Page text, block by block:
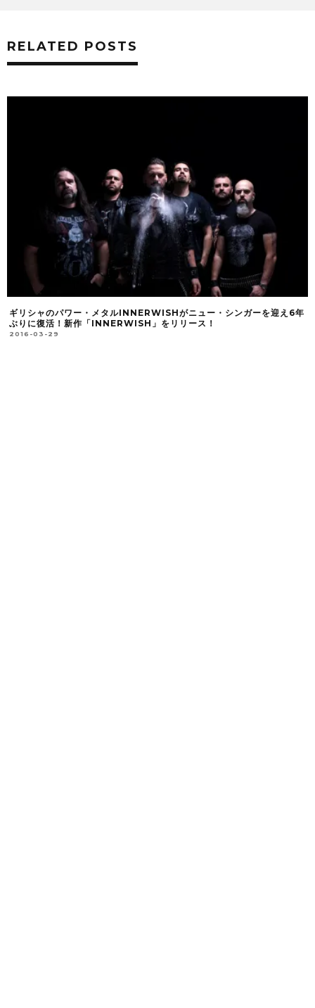
RELATED POSTS
ギリシャのパワー・メタルINNERWISHがニュー・シンガーを迎え6年
ぶりに復活！新作「INNERWISH」をリリース！
2016-03-29